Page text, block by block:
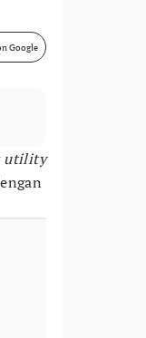
Google
utility